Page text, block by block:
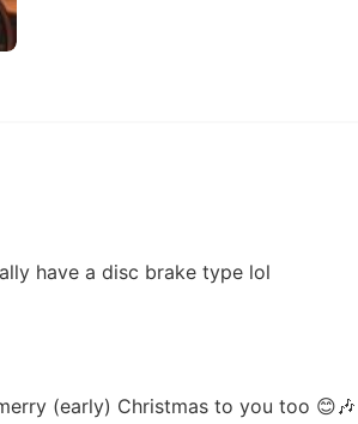
have a disc brake type lol
(early) Christmas to you too 😊🎶